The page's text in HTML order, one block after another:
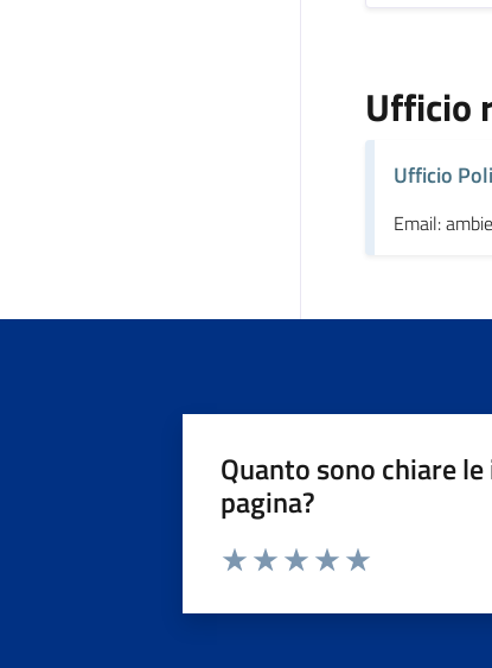
Ufficio
Ufficio
Email:
Quanto sono chiare
pagina?
Valuta da 1 a 5 stelle la pagina